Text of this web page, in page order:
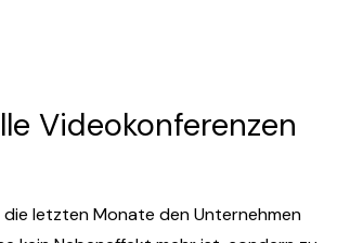
Videokonferenzen
letzten Monate den Unternehmen